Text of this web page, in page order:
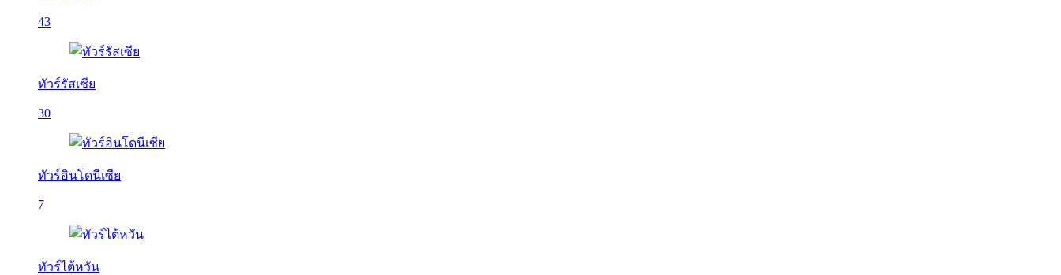
43
ทัวร์รัสเซีย
30
ทัวร์อินโดนีเซีย
7
ทัวร์ไต้หวัน